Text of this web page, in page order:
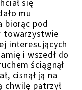
się
mu
biorąc pod
towarzystwie
interesujących
i wszedł do
ściągnął
cisnął ją na
chwilę patrzył